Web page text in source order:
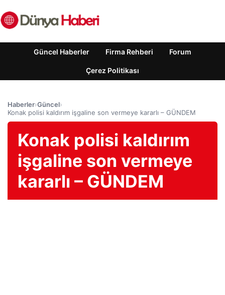
Güncel Haberler Firma Rehberi Forum
Çerez Politikası
Haberler›Güncel›
Konak polisi kaldırım işgaline son vermeye kararlı – GÜNDEM
Konak polisi kaldırım
işgaline son vermeye
kararlı – GÜNDEM